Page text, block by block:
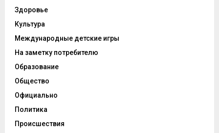
Здоровье
Культура
Международные детские игры
На заметку потребителю
Образование
Общество
Официально
Политика
Происшествия